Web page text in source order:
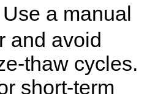
a manual
and avoid
thaw cycles.
short-term